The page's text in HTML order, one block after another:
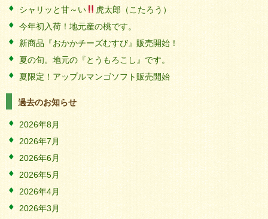
シャリッと甘～い
虎太郎（こたろう）
今年初入荷！地元産の桃です。
新商品『おかかチーズむすび』販売開始！
夏の旬。地元の『とうもろこし』です。
夏限定！アップルマンゴソフト販売開始
過去のお知らせ
2026年8月
2026年7月
2026年6月
2026年5月
2026年4月
2026年3月